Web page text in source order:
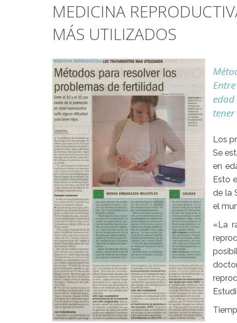
MEDICINA
MÁS UTILIZADOS
Los
Se
en
Esto
de la
el
«La